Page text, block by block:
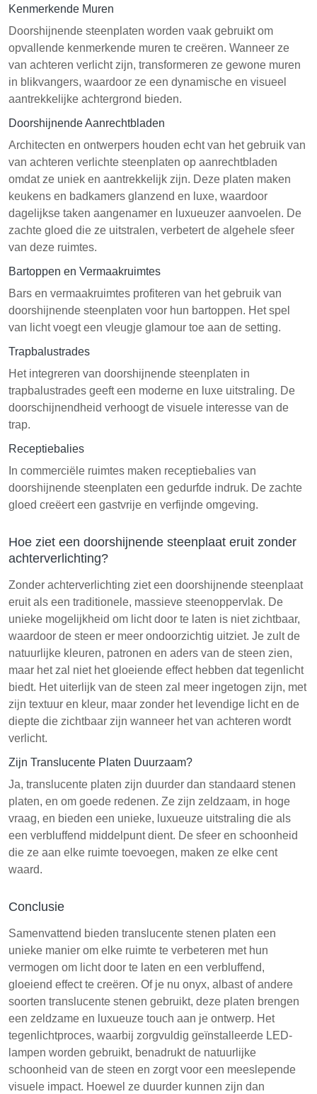
Kenmerkende Muren
Doorshijnende steenplaten worden vaak gebruikt om
opvallende kenmerkende muren te creëren. Wanneer ze
van achteren verlicht zijn, transformeren ze gewone muren
in blikvangers, waardoor ze een dynamische en visueel
aantrekkelijke achtergrond bieden.
Doorshijnende Aanrechtbladen
Architecten en ontwerpers houden echt van het gebruik van
van achteren verlichte steenplaten op aanrechtbladen
omdat ze uniek en aantrekkelijk zijn. Deze platen maken
keukens en badkamers glanzend en luxe, waardoor
dagelijkse taken aangenamer en luxueuzer aanvoelen. De
zachte gloed die ze uitstralen, verbetert de algehele sfeer
van deze ruimtes.
Bartoppen en Vermaakruimtes
Bars en vermaakruimtes profiteren van het gebruik van
doorshijnende steenplaten voor hun bartoppen. Het spel
van licht voegt een vleugje glamour toe aan de setting.
Trapbalustrades
Het integreren van doorshijnende steenplaten in
trapbalustrades geeft een moderne en luxe uitstraling. De
doorschijnendheid verhoogt de visuele interesse van de
trap.
Receptiebalies
In commerciële ruimtes maken receptiebalies van
doorshijnende steenplaten een gedurfde indruk. De zachte
gloed creëert een gastvrije en verfijnde omgeving.
Hoe ziet een doorshijnende steenplaat eruit zonder
achterverlichting?
Zonder achterverlichting ziet een doorshijnende steenplaat
eruit als een traditionele, massieve steenoppervlak. De
unieke mogelijkheid om licht door te laten is niet zichtbaar,
waardoor de steen er meer ondoorzichtig uitziet. Je zult de
natuurlijke kleuren, patronen en aders van de steen zien,
maar het zal niet het gloeiende effect hebben dat tegenlicht
biedt. Het uiterlijk van de steen zal meer ingetogen zijn, met
zijn textuur en kleur, maar zonder het levendige licht en de
diepte die zichtbaar zijn wanneer het van achteren wordt
verlicht.
Zijn Translucente Platen Duurzaam?
Ja, translucente platen zijn duurder dan standaard stenen
platen, en om goede redenen. Ze zijn zeldzaam, in hoge
vraag, en bieden een unieke, luxueuze uitstraling die als
een verbluffend middelpunt dient. De sfeer en schoonheid
die ze aan elke ruimte toevoegen, maken ze elke cent
waard.
Conclusie
Samenvattend bieden translucente stenen platen een
unieke manier om elke ruimte te verbeteren met hun
vermogen om licht door te laten en een verbluffend,
gloeiend effect te creëren. Of je nu onyx, albast of andere
soorten translucente stenen gebruikt, deze platen brengen
een zeldzame en luxueuze touch aan je ontwerp. Het
tegenlichtproces, waarbij zorgvuldig geïnstalleerde LED-
lampen worden gebruikt, benadrukt de natuurlijke
schoonheid van de steen en zorgt voor een meeslepende
visuele impact. Hoewel ze duurder kunnen zijn dan